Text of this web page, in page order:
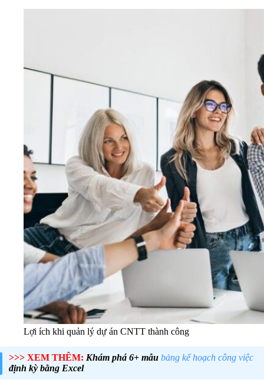
Lợi ích khi quản lý dự án CNTT thành công
>>> XEM THÊM: Khám phá 6+ mẫu bảng kế hoạch công việc
định kỳ bằng Excel